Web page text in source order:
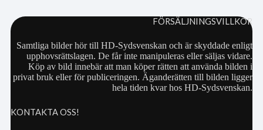
FÖRSÄLJNINGSVILLKOR
Samtliga bilder hör till HD-Sydsvenskan och är skyddade enligt
upphovsrättslagen. De får inte manipuleras eller säljas vidare.
Köp av bild innebär att man köper rätten att använda bilden i
privat bruk eller för publiceringen. Äganderätten till bilden ligger
hela tiden kvar hos HD-Sydsvenskan.
KONTAKTA OSS!